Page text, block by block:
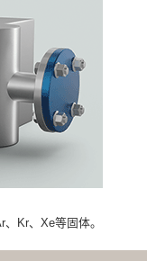
Kr、Xe等固体。